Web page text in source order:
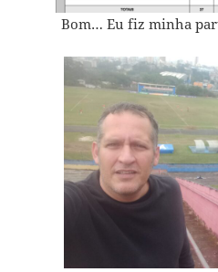
Bom… Eu fiz minha